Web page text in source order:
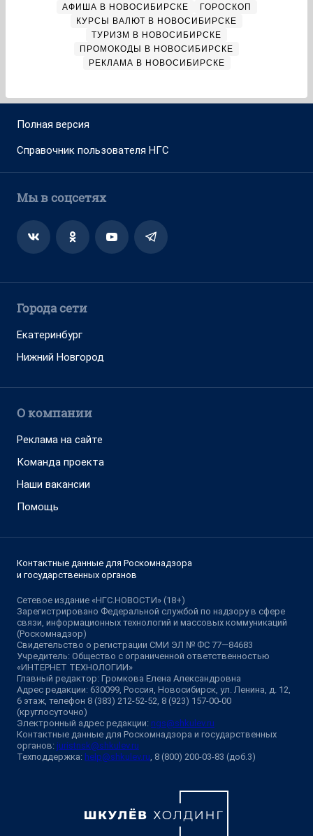
АФИША В НОВОСИБИРСКЕ
ГОРОСКОП
КУРСЫ ВАЛЮТ В НОВОСИБИРСКЕ
ТУРИЗМ В НОВОСИБИРСКЕ
ПРОМОКОДЫ В НОВОСИБИРСКЕ
РЕКЛАМА В НОВОСИБИРСКЕ
Полная версия
Справочник пользователя НГС
Мы в соцсетях
Города сети
Екатеринбург
Нижний Новгород
О компании
Реклама на сайте
Команда проекта
Наши вакансии
Помощь
Контактные данные для Роскомнадзора
и государственных органов
Сетевое издание «НГС.НОВОСТИ» (18+)
Зарегистрировано Федеральной службой по надзору в сфере
связи, информационных технологий и массовых коммуникаций
(Роскомнадзор)
Свидетельство о регистрации СМИ ЭЛ № ФС 77—84683
Учредитель: Общество с ограниченной ответственностью
«ИНТЕРНЕТ ТЕХНОЛОГИИ»
Главный редактор: Громкова Елена Александровна
Адрес редакции: 630099, Россия, Новосибирск, ул. Ленина, д. 12,
6 этаж, телефон 8 (383) 212-52-52, 8 (923) 157-00-00
(круглосуточно)
Электронный адрес редакции: ngs@shkulev.ru
Контактные данные для Роскомнадзора и государственных
органов: juristnsk@shkulev.ru
Техподдержка: help@shkulev.ru, 8 (800) 200-03-83 (доб.3)